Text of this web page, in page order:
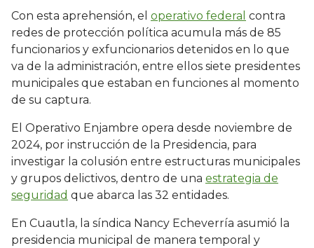
Con esta aprehensión, el operativo federal contra
redes de protección política acumula más de 85
funcionarios y exfuncionarios detenidos en lo que
va de la administración, entre ellos siete presidentes
municipales que estaban en funciones al momento
de su captura.
El Operativo Enjambre opera desde noviembre de
2024, por instrucción de la Presidencia, para
investigar la colusión entre estructuras municipales
y grupos delictivos, dentro de una estrategia de
seguridad que abarca las 32 entidades.
En Cuautla, la síndica Nancy Echeverría asumió la
presidencia municipal de manera temporal y